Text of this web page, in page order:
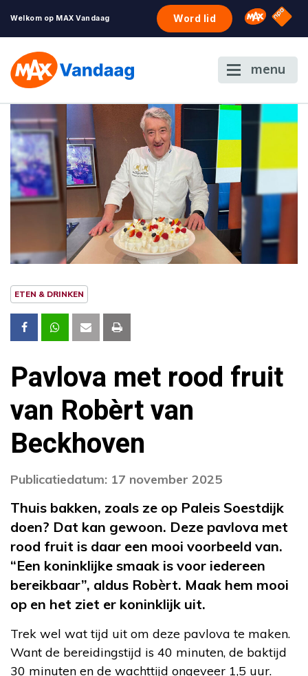
Welkom op MAX Vandaag Word lid Omroep
NPO
menu
ETEN & DRINKEN
Pavlova met rood fruit
van Robèrt van
Beckhoven
Publicatiedatum: 17 november 2025
Thuis bakken, zoals ze op Paleis Soestdijk
doen? Dat kan gewoon. Deze pavlova met
rood fruit is daar een mooi voorbeeld van.
“Een koninklijke smaak is voor iedereen
bereikbaar”, aldus Robèrt. Maak hem mooi
op en het ziet er koninklijk uit.
Trek wel wat tijd uit om deze pavlova te maken.
Want de bereidingstijd is 40 minuten, de baktijd
30 minuten en de wachttijd ongeveer 1,5 uur.